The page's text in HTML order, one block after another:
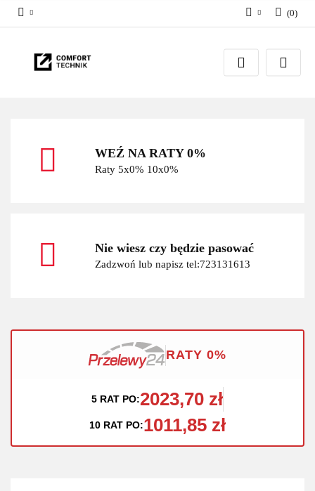
Zaloguj się
Zarejestruj się
(0)
WEŹ NA RATY 0%
Raty 5x0% 10x0%
Nie wiesz czy będzie pasować
Zadzwoń lub napisz tel:723131613
RATY 0%
5 RAT PO:2023,70 zł
10 RAT PO:1011,85 zł